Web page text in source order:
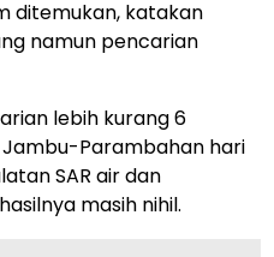
ditemukan, katakan
namun pencarian
lebih kurang 6
Parambahan hari
SAR air dan
masih nihil.